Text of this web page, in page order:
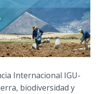
Internacional IGU-
biodiversidad y